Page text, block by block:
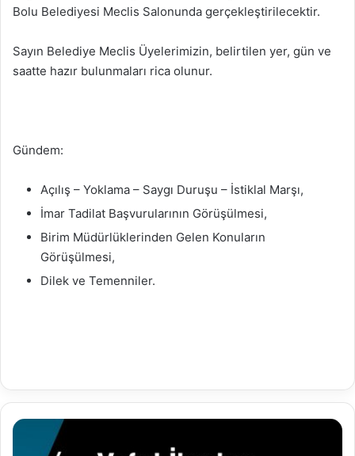
Bolu Belediyesi Meclis Salonunda gerçekleştirilecektir.
Sayın Belediye Meclis Üyelerimizin, belirtilen yer, gün ve
saatte hazır bulunmaları rica olunur.
Gündem:
Açılış – Yoklama – Saygı Duruşu – İstiklal Marşı,
İmar Tadilat Başvurularının Görüşülmesi,
Birim Müdürlüklerinden Gelen Konuların
Görüşülmesi,
Dilek ve Temenniler.
30.07.2025